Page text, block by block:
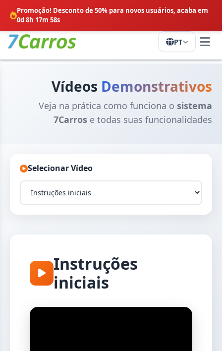
Promoção! Desconto de 50% para novos usuários, acaba em
0d 8h 17m 58s
PT
Vídeos Demonstrativos
Veja na prática como funciona o sistema
7Carros e todas suas funcionalidades
Selecionar Vídeo
Instruções
iniciais